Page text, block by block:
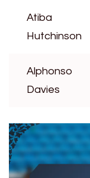
Atiba
Hutchinson
Alphonso
Davies